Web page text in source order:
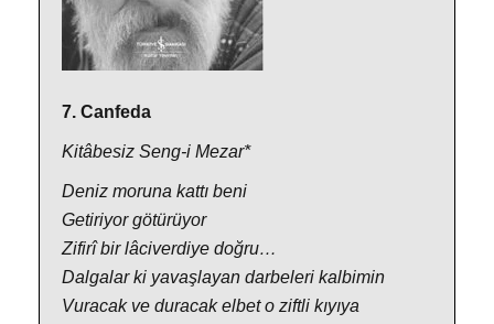
7. Canfeda
Kitâbesiz Seng-i Mezar*
Deniz moruna kattı beni
Getiriyor götürüyor
Zifirî bir lâciverdiye doğru…
Dalgalar ki yavaşlayan darbeleri kalbimin
Vuracak ve duracak elbet o ziftli kıyıya